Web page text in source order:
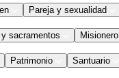
Pareja y sexualidad
y sacramentos Misionero
Patrimonio Santuario